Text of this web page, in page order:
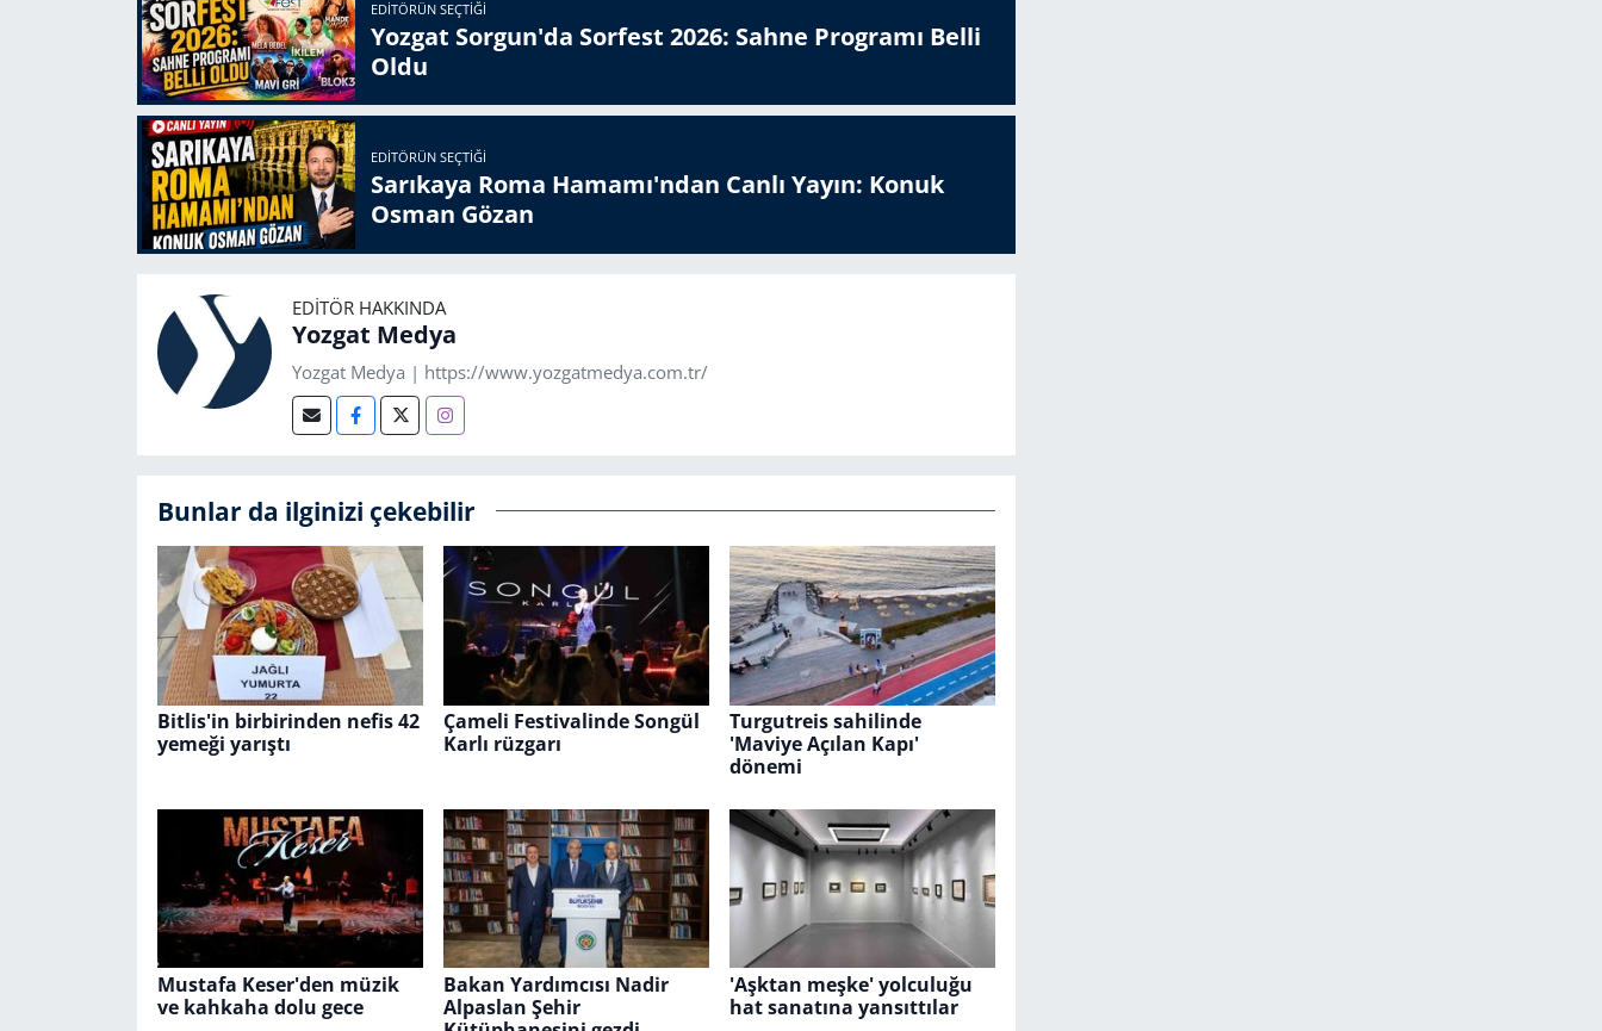
EDITÖRÜN SEÇTIĞI
Yozgat Sorgun'da Sorfest 2026: Sahne Programı Belli
Oldu
EDITÖRÜN SEÇTIĞI
Sarıkaya Roma Hamamı'ndan Canlı Yayın: Konuk
Osman Gözan
EDITÖR HAKKINDA
Yozgat Medya
Yozgat Medya | https://www.yozgatmedya.com.tr/
Bunlar da ilginizi çekebilir
Bitlis'in birbirinden nefis 42
yemeği yarıştı
Çameli Festivalinde Songül
Karlı rüzgarı
Turgutreis sahilinde
'Maviye Açılan Kapı'
dönemi
Mustafa Keser'den müzik
ve kahkaha dolu gece
Bakan Yardımcısı Nadir
Alpaslan Şehir
'Aşktan meşke' yolculuğu
hat sanatına yansıttılar